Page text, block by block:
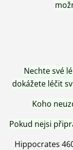
Nechte své
dokážete léčit
Koho
Pokud nejsi
Hippocrates